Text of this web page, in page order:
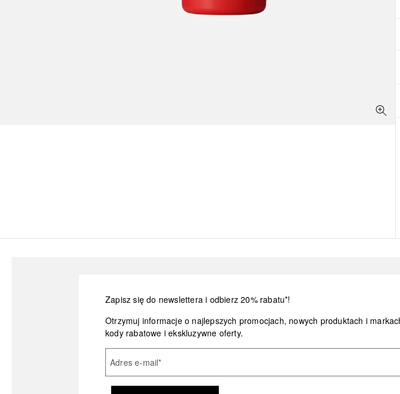
Zapisz się do newslettera i odbierz 20% rabatu*!
Otrzymuj informacje o najlepszych promocjach, nowych produktach i
kody rabatowe i ekskluzywne oferty.
Adres e-mail*